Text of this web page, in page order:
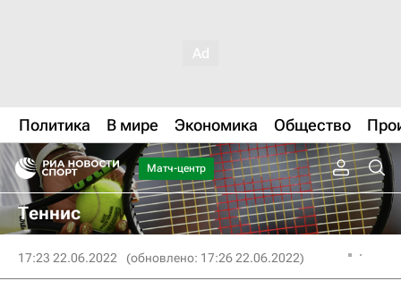
Политика В мире Экономика Общество
Матч-центр
Теннис
17:23 22.06.2022 (обновлено: 17:26 22.06.2022)